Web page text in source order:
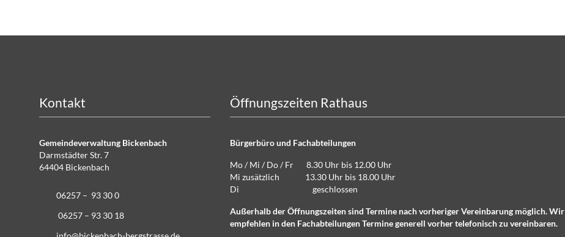
Kontakt
Gemeindeverwaltung Bickenbach
Darmstädter Str. 7
64404 Bickenbach
06257 – 93 30 0
06257 – 93 30 18
Öffnungszeiten Rathaus
Bürgerbüro und Fachabteilungen
Mo / Mi / Do / Fr 8.30 Uhr bis 12.00 Uhr
Mi zusätzlich 13.30 Uhr bis 18.00 Uhr
Di geschlossen
Außerhalb der Öffnungszeiten sind Termine nach vorheriger Vereinbarung möglich. Wir
empfehlen in den Fachabteilungen Termine generell vorher telefonisch zu vereinbaren.